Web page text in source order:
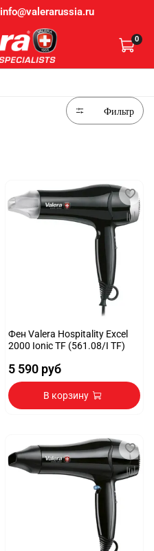
info@valerarussia.ru
0
Фен Valera Hospitality Excel
2000 Ionic TF (561.08/I TF)
5 590 руб
В корзину
Фильтр